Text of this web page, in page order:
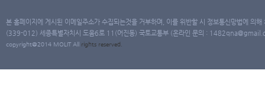
본 홈페이지에 게시된 이메일주소가 수집되는것을 거부하며, 이를 위반할 시 정보통신망법에 의
(339-012) 세종특별자치시 도움6로 11(어진동) 국토교통부 (온라인 문의 :
copyright@2014 MOLIT All rights reserved.